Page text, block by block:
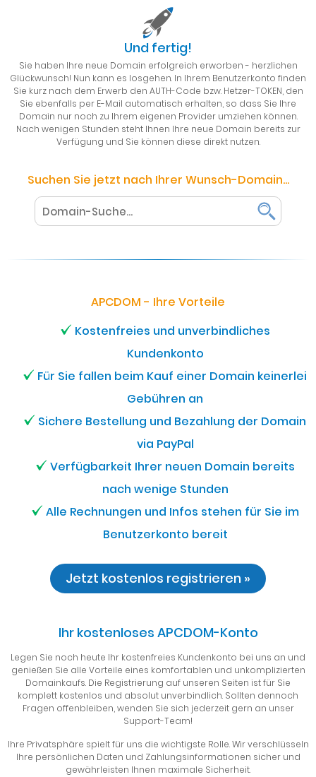
Und fertig!
Sie haben Ihre neue Domain erfolgreich erworben - herzlichen
Glückwunsch! Nun kann es losgehen. In Ihrem Benutzerkonto finden
Sie kurz nach dem Erwerb den AUTH-Code bzw. Hetzer-TOKEN, den
Sie ebenfalls per E-Mail automatisch erhalten, so dass Sie Ihre
Domain nur noch zu Ihrem eigenen Provider umziehen können.
Nach wenigen Stunden steht Ihnen Ihre neue Domain bereits zur
Verfügung und Sie können diese direkt nutzen.
Suchen Sie jetzt nach Ihrer Wunsch-Domain...
APCDOM - Ihre Vorteile
Kostenfreies und unverbindliches
Kundenkonto
Für Sie fallen beim Kauf einer Domain keinerlei
Gebühren an
Sichere Bestellung und Bezahlung der Domain
via PayPal
Verfügbarkeit Ihrer neuen Domain bereits
nach wenige Stunden
Alle Rechnungen und Infos stehen für Sie im
Benutzerkonto bereit
Jetzt kostenlos registrieren »
Ihr kostenloses APCDOM-Konto
Legen Sie noch heute Ihr kostenfreies Kundenkonto bei uns an und
genießen Sie alle Vorteile eines komfortablen und unkomplizierten
Domainkaufs. Die Registrierung auf unseren Seiten ist für Sie
komplett kostenlos und absolut unverbindlich. Sollten dennoch
Fragen offenbleiben, wenden Sie sich jederzeit gern an unser
Support-Team!
Ihre Privatsphäre spielt für uns die wichtigste Rolle. Wir verschlüsseln
Ihre persönlichen Daten und Zahlungsinformationen sicher und
gewährleisten Ihnen maximale Sicherheit.